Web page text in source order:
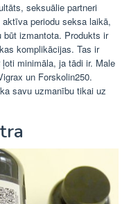
seksuālie partneri
periodu seksa laikā,
būt izmantota. Produkts ir
komplikācijas. Tas ir
minimāla, ja tādi ir. Male
un Forskolin250.
savu uzmanību tikai uz